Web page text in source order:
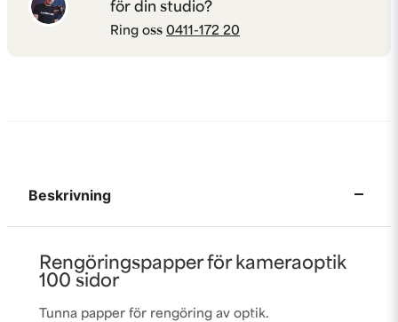
för din studio?
Ring oss 0411-172 20
Beskrivning
Rengöringspapper för kameraoptik
100 sidor
Tunna papper för rengöring av optik.